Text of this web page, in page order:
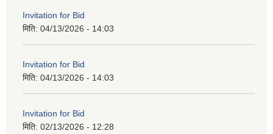
Invitation for Bid
मिति: 04/13/2026 - 14:03
Invitation for Bid
मिति: 04/13/2026 - 14:03
Invitation for Bid
मिति: 02/13/2026 - 12:28